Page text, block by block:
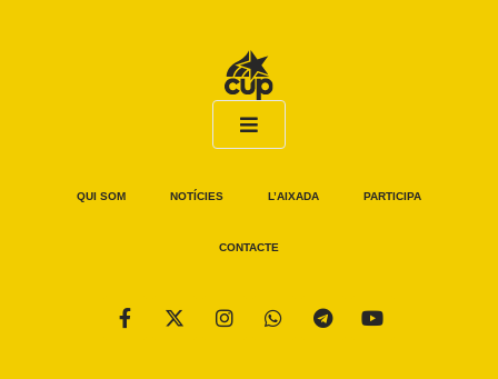
QUI SOM NOTÍCIES L’AIXADA PARTICIPA
CONTACTE